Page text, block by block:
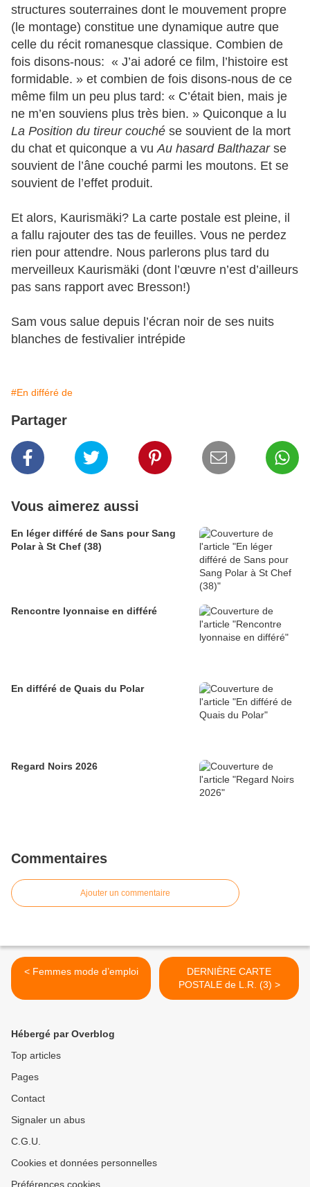
structures souterraines dont le mouvement propre
(le montage) constitue une dynamique autre que
celle du récit romanesque classique. Combien de
fois disons-nous: « J’ai adoré ce film, l’histoire est
formidable. » et combien de fois disons-nous de ce
même film un peu plus tard: « C’était bien, mais je
ne m’en souviens plus très bien. » Quiconque a lu
La Position du tireur couché se souvient de la mort
du chat et quiconque a vu Au hasard Balthazarse
souvient de l’âne couché parmi les moutons. Et se
souvient de l’effet produit.
Et alors, Kaurismäki? La carte postale est pleine, il
a fallu rajouter des tas de feuilles. Vous ne perdez
rien pour attendre. Nous parlerons plus tard du
merveilleux Kaurismäki (dont l’œuvre n’est d’ailleurs
pas sans rapport avec Bresson!)
Sam vous salue depuis l’écran noir de ses nuits
blanches de festivalier intrépide
#En différé de
Partager
Vous aimerez aussi
En léger différé de Sans pour Sang
Polar à St Chef (38)
Rencontre lyonnaise en différé
En différé de Quais du Polar
Regard Noirs 2026
Commentaires
Ajouter un commentaire
< Femmes mode d’emploi
DERNIÈRE CARTE
POSTALE de L.R. (3) >
Hébergé par Overblog
Top articles
Pages
Contact
Signaler un abus
C.G.U.
Cookies et données personnelles
Préférences cookies